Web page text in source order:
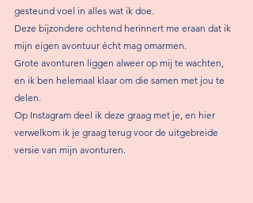
gesteund voel in alles wat ik doe.
Deze bijzondere ochtend herinnert me eraan dat ik
mijn eigen avontuur écht mag omarmen.
Grote avonturen liggen alweer op mij te wachten,
en ik ben helemaal klaar om die samen met jou te
delen.
Op Instagram deel ik deze graag met je, en hier
verwelkom ik je graag terug voor de uitgebreide
versie van mijn avonturen.